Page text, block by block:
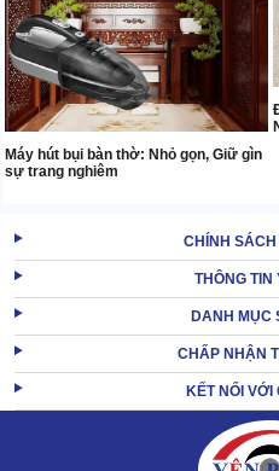
Máy hút bụi bàn thờ: Nhỏ gọn, Giữ gìn
sự trang nghiêm
CHÍNH
THÔNG TIN
DANH MỤC
CHẤP NHẬN
KẾT NỐI VỚI